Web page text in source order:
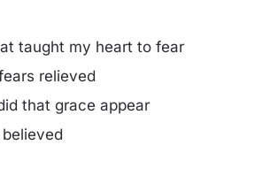
taught my heart to fear
relieved
that grace appear